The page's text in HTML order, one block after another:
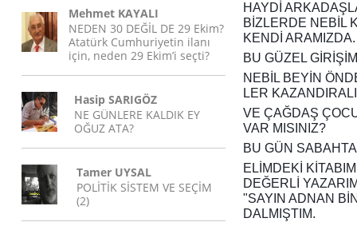
Mehmet KAYALI
NEDEN 30 DEĞİL DE 29 Ekim?
Atatürk Cumhuriyetin ilanı
için, neden 29 Ekim’i seçti?
Hasip SARIGÖZ
NE GÜNLERE KALDIK EY
OĞUZ ATA?
Tamer UYSAL
POLİTİK SİSTEM VE SEÇİM
(2)
HAYDİ
BİZLERDE NEBİL
KENDİ ARAMIZDA.
BU GÜZEL
NEBİL BEYİN
LER
VE ÇAĞDAŞ
VAR MISINIZ?
BU GÜN
ELİMDEKİ
DEĞERLİ
"SAYIN ADNAN
DALMIŞTIM.